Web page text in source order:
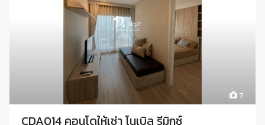
7
CDA014 คอนโดให้เช่า โนเบิล รีมิกซ์